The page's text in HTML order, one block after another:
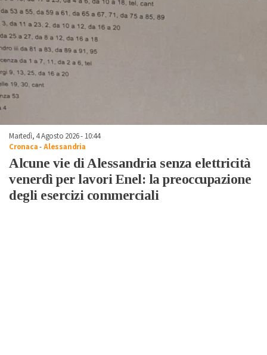
Martedì, 4 Agosto 2026 - 10:44
Cronaca-Alessandria
Alcune vie di Alessandria senza elettricità
venerdì per lavori Enel: la preoccupazione
degli esercizi commerciali